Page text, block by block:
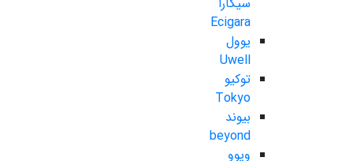
Ecigara
یوول
Uwell
توکیو
Tokyo
بیوند
beyond
ویوو